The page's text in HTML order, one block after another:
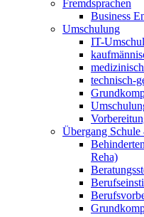
Fremdsprachen
Business
Umschulung
IT-
technisch-
Übergang
Reha)